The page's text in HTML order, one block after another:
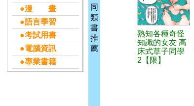
●漫 畫
●語言學習
●考試用書
●電腦資訊
●專業書籍
同
類
書
推
薦
熟知各種奇怪
知識的女友 高
床式草子同學
2【限】